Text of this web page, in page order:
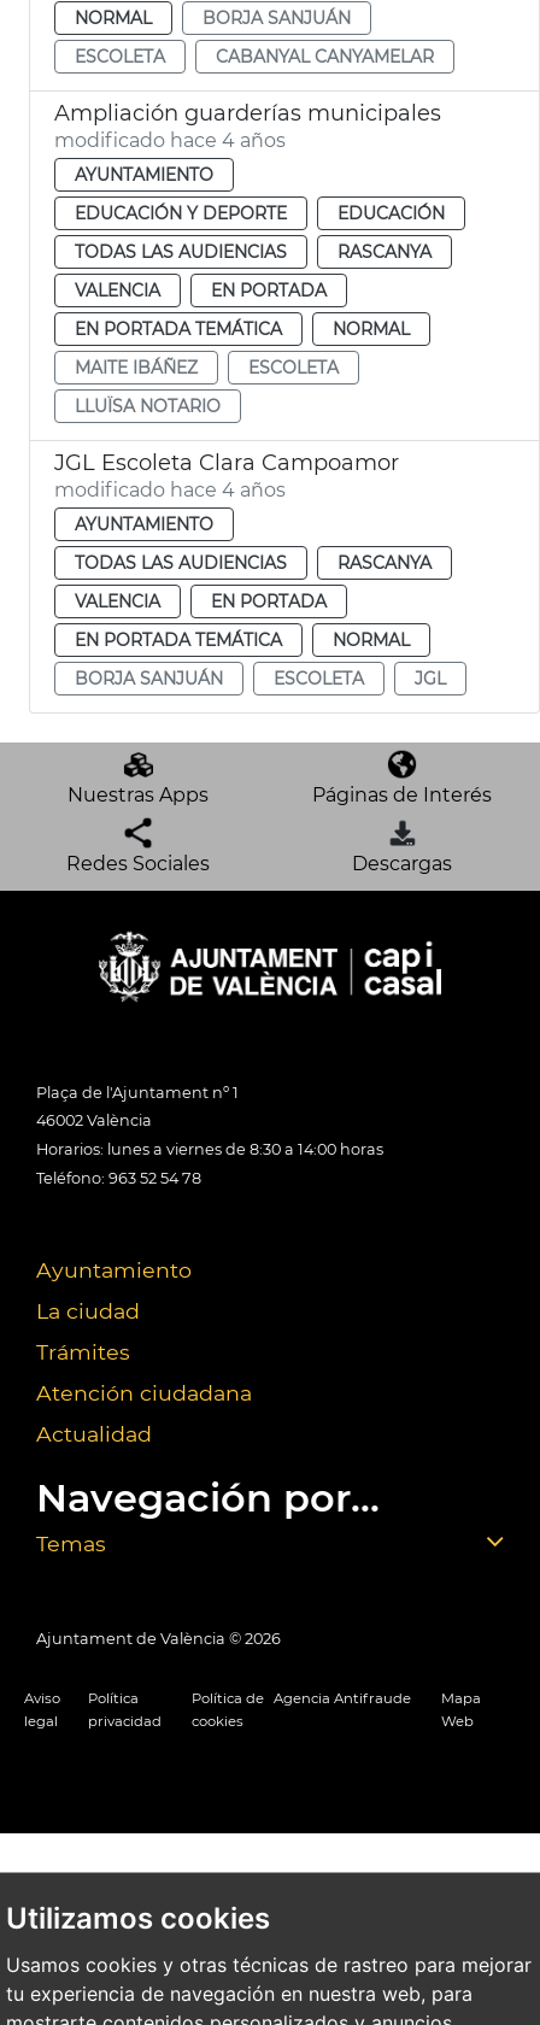
Utilizamos cookies
Usamos cookies y otras técnicas de rastreo para mejorar
tu experiencia de navegación en nuestra web, para
NORMAL
BORJA SANJUÁN
ESCOLETA
CABANYAL CANYAMELAR
Ampliación guarderías municipales
modificado hace 4 años
AYUNTAMIENTO
EDUCACIÓN Y DEPORTE
EDUCACIÓN
TODAS LAS AUDIENCIAS
RASCANYA
VALENCIA
EN PORTADA
EN PORTADA TEMÁTICA
NORMAL
MAITE IBÁÑEZ
ESCOLETA
LLUÏSA NOTARIO
JGL Escoleta Clara Campoamor
modificado hace 4 años
AYUNTAMIENTO
TODAS LAS AUDIENCIAS
RASCANYA
VALENCIA
EN PORTADA
EN PORTADA TEMÁTICA
NORMAL
BORJA SANJUÁN
ESCOLETA JGL
Nuestras Apps Páginas de Interés
Redes Sociales Descargas
Plaça de l'Ajuntament nº 1
46002 València
Horarios: lunes a viernes de 8:30 a 14:00 horas
Teléfono: 963 52 54 78
Ayuntamiento
La ciudad
Trámites
Atención ciudadana
Actualidad
Navegación por...
Temas
Ajuntament de València © 2026
Aviso
legal
Política
privacidad
Política de
cookies
Agencia Antifraude
Mapa
Web